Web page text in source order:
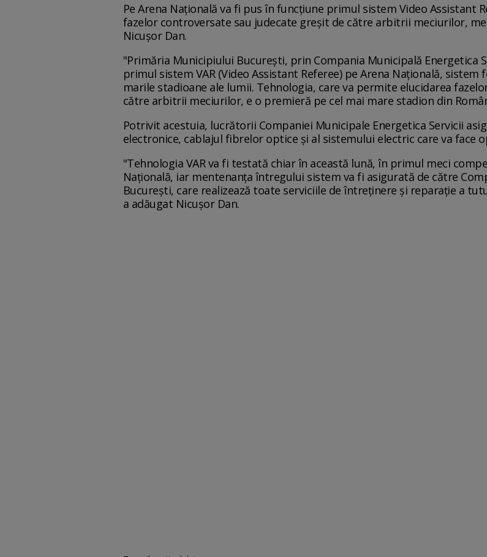
Pe Arena Naţională va fi pus în funcţiune primul sistem Video Assistant
fazelor controversate sau judecate greşit de către arbitrii meciurilor,
Nicuşor Dan.
"Primăria Municipiului Bucureşti, prin Compania Municipală Energetica
primul sistem VAR (Video Assistant Referee) pe Arena Naţională,
marile stadioane ale lumii. Tehnologia, care va permite elucidarea
către arbitrii meciurilor, e o premieră pe cel mai mare stadion din
Potrivit acestuia, lucrătorii Companiei Municipale Energetica Servicii
electronice, cablajul fibrelor optice şi al sistemului electric care va face
"Tehnologia VAR va fi testată chiar în această lună, în primul meci
Naţională, iar mentenanţa întregului sistem va fi asigurată de către
Bucureşti, care realizează toate serviciile de întreţinere şi reparaţie a
a adăugat Nicuşor Dan.